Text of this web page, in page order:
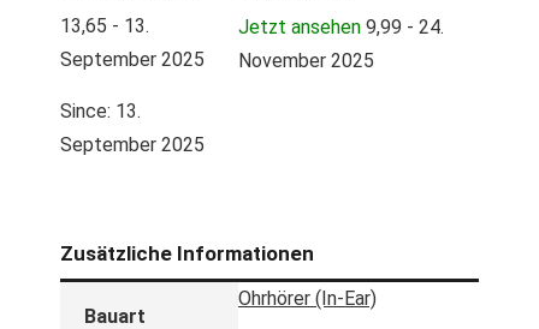
13,65 - 13.
September 2025
Since: 13.
September 2025
Jetzt ansehen 9,99 - 24.
November 2025
Zusätzliche Informationen
Bauart
Ohrhörer (In-Ear)